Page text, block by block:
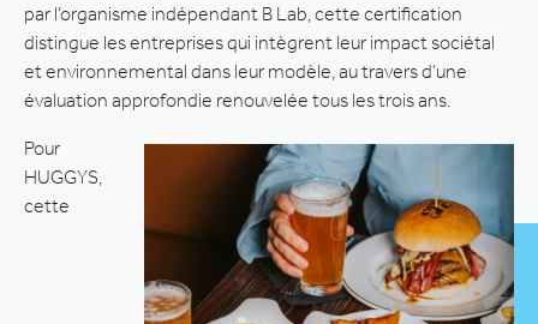
par l’organisme indépendant B Lab, cette certification
distingue les entreprises qui intègrent leur impact sociétal
et environnemental dans leur modèle, au travers d’une
évaluation approfondie renouvelée tous les trois ans.
Pour
HUGGYS,
cette